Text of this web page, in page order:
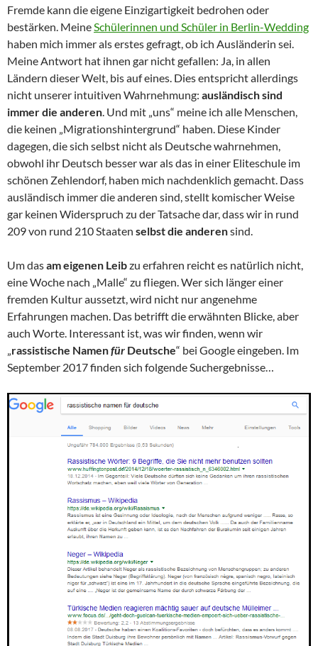
Fremde kann die eigene Einzigartigkeit bedrohen oder
bestärken. MeineSchülerinnen und Schüler in Berlin-Wedding
haben mich immer als erstes gefragt, ob ich Ausländerin sei.
Meine Antwort hat ihnen gar nicht gefallen: Ja, in allen
Ländern dieser Welt, bis auf eines. Dies entspricht allerdings
nicht unserer intuitiven Wahrnehmung: ausländisch sind
immer die anderen. Und mit „uns“ meine ich alle Menschen,
die keinen „Migrationshintergrund“ haben. Diese Kinder
dagegen, die sich selbst nicht als Deutsche wahrnehmen,
obwohl ihr Deutsch besser war als das in einer Eliteschule im
schönen Zehlendorf, haben mich nachdenklich gemacht. Dass
ausländisch immer die anderen sind, stellt komischer Weise
gar keinen Widerspruch zu der Tatsache dar, dass wir in rund
209 von rund 210 Staaten selbst die anderensind.
Um dasam eigenen Leibzu erfahren reicht es natürlich nicht,
eine Woche nach „Malle“ zu fliegen. Wer sich länger einer
fremden Kultur aussetzt, wird nicht nur angenehme
Erfahrungen machen. Das betrifft die erwähnten Blicke, aber
auch Worte. Interessant ist, was wir finden, wenn wir
„rassistische Namenfür Deutsche“ bei Google eingeben. Im
September 2017 finden sich folgende Suchergebnisse…